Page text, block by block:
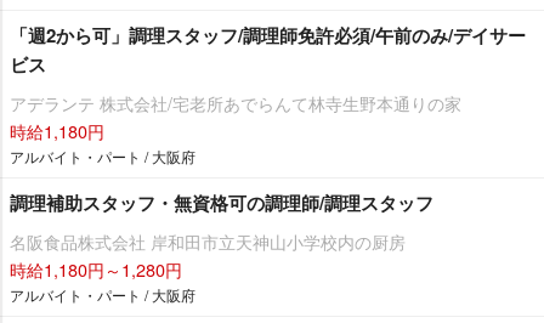
「週2から可」調理スタッフ/調理師免許必須/午前のみ/デイサー
ビス
アデランテ 株式会社/宅老所あでらんて林寺生野本通りの家
時給1,180円
アルバイト・パート / 大阪府
調理補助スタッフ・無資格可の調理師/調理スタッフ
名阪食品株式会社 岸和田市立天神山小学校内の厨房
時給1,180円～1,280円
アルバイト・パート / 大阪府